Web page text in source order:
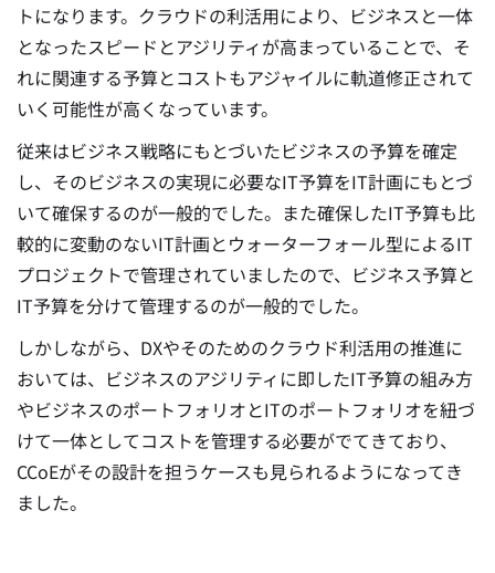
トになります。 クラウドの利活用により、ビジネスと一体
となったスピードとアジリティが高まっていることで、そ
れに関連する予算とコストもアジャイルに軌道修正されて
いく可能性が高くなっています。
従来はビジネス戦略にもとづいたビジネスの予算を確定
し、そのビジネスの実現に必要なIT予算をIT計画にもとづ
いて確保するのが一般的でした。また確保したIT予算も比
較的に変動のないIT計画とウォーターフォール型によるIT
プロジェクトで管理されていましたので、ビジネス予算と
IT予算を分けて管理するのが一般的でした。
しかしながら、DXやそのためのクラウド利活用の推進に
おいては、ビジネスのアジリティに即したIT予算の組み方
やビジネスのポートフォリオとITのポートフォリオを紐づ
けて一体としてコストを管理する必要がでてきており、
CCoEがその設計を担うケースも見られるようになってき
ました。